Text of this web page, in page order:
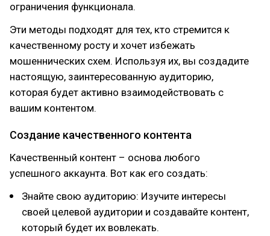
ограничения функционала.
Эти методы подходят для тех, кто стремится к
качественному росту и хочет избежать
мошеннических схем. Используя их, вы создадите
настоящую, заинтересованную аудиторию,
которая будет активно взаимодействовать с
вашим контентом.
Создание качественного контента
Качественный контент – основа любого
успешного аккаунта. Вот как его создать:
Знайте свою аудиторию: Изучите интересы
своей целевой аудитории и создавайте контент,
который будет их вовлекать.